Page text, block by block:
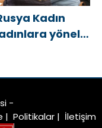
Kadın
yönelik
-
| Politikalar | İletişim